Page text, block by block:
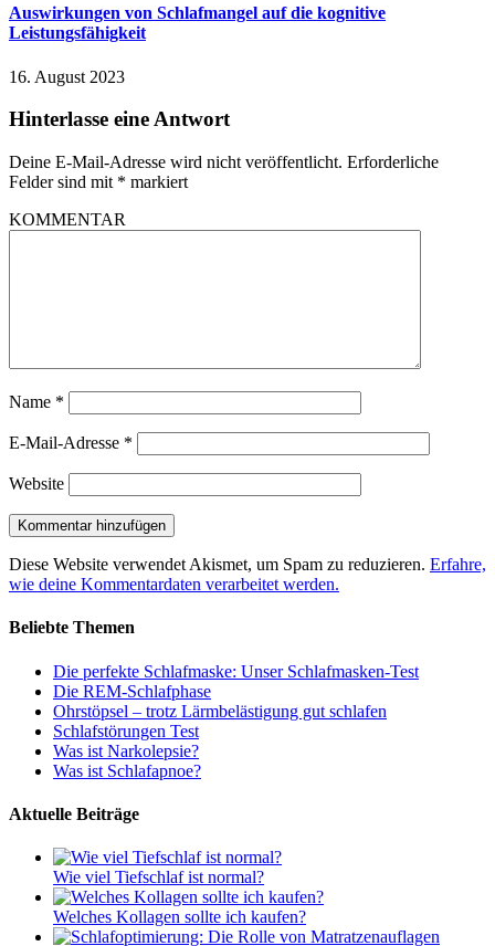
Auswirkungen von Schlafmangel auf die kognitive
Leistungsfähigkeit
16. August 2023
Hinterlasse eine Antwort
Deine E-Mail-Adresse wird nicht veröffentlicht. Erforderliche
Felder sind mit * markiert
KOMMENTAR
Name *
E-Mail-Adresse *
Website
Diese Website verwendet Akismet, um Spam zu reduzieren. Erfahre,
wie deine Kommentardaten verarbeitet werden.
Beliebte Themen
Die perfekte Schlafmaske: Unser Schlafmasken-Test
Die REM-Schlafphase
Ohrstöpsel – trotz Lärmbelästigung gut schlafen
Schlafstörungen Test
Was ist Narkolepsie?
Was ist Schlafapnoe?
Aktuelle Beiträge
Wie viel Tiefschlaf ist normal?
Welches Kollagen sollte ich kaufen?